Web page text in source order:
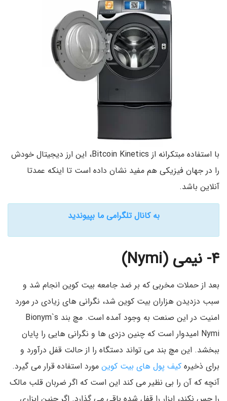
با استفاده مبتکرانه از Bitcoin Kinetics، این ارز دیجیتال خودش
را در جهان فیزیکی هم مفید نشان داده است تا اینکه عمدتا
آنلاین باشد.
به کانال تلگرامی ما بپیوندید
۴- نیمی ( Nymi)
بعد از حملات مخربی که بر ضد جامعه بیت کوین انجام شد و
سبب دزدیدن هزاران بیت کوین شد، نگرانی های زیادی در مورد
امنیت در این صنعت به وجود آمده است. مچ بند Bionym`s
Nymi امیدوار است که چنین دزدی ها و نگرانی هایی را پایان
ببخشد. این مچ بند می تواند دستگاه را از حالت قفل درآورد و
برای ذخیره کیف پول های بیت کوین مورد استفاده قرار می گیرد.
آنچه که آن را بی نظیر می کند این است که اگر ضربان قلب مالک